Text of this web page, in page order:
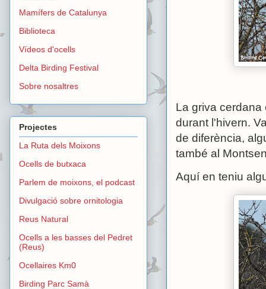
La griva
durant l'hivern.
de diferència,
també al
Aquí en teniu
Mamífers de Catalunya
Biblioteca
Vídeos d'ocells
Delta Birding Festival
Sobre nosaltres
Projectes
La Ruta dels Moixons
Ocells de butxaca
Parlem de moixons, el podcast
Divulgació sobre ornitologia
Reus Natural
Ocells a les basses del Pedret
(Reus)
Ocellaires Km0
Birding Parc Samà